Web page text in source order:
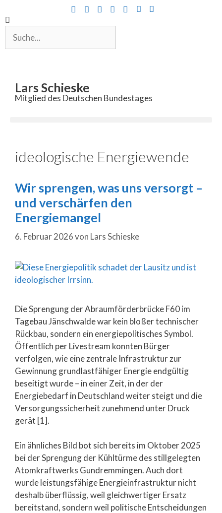
Lars Schieske
Mitglied des Deutschen Bundestages
ideologische Energiewende
Wir sprengen, was uns versorgt –
und verschärfen den
Energiemangel
6. Februar 2026von Lars Schieske
Die Sprengung der Abraumförderbrücke F60 im
Tagebau Jänschwalde war kein bloßer technischer
Rückbau, sondern ein energiepolitisches Symbol.
Öffentlich per Livestream konnten Bürger
verfolgen, wie eine zentrale Infrastruktur zur
Gewinnung grundlastfähiger Energie endgültig
beseitigt wurde – in einer Zeit, in der der
Energiebedarf in Deutschland weiter steigt und die
Versorgungssicherheit zunehmend unter Druck
gerät [1].
Ein ähnliches Bild bot sich bereits im Oktober 2025
bei der Sprengung der Kühltürme des stillgelegten
Atomkraftwerks Gundremmingen. Auch dort
wurde leistungsfähige Energieinfrastruktur nicht
deshalb überflüssig, weil gleichwertiger Ersatz
bereitstand, sondern weil politische Entscheidungen